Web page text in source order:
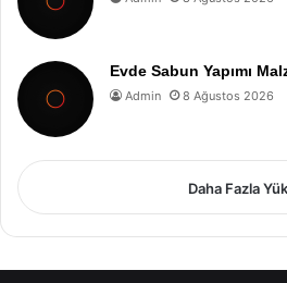
Evde Sabun Yapımı
Admin 8 Ağustos 2026
Daha Fazla